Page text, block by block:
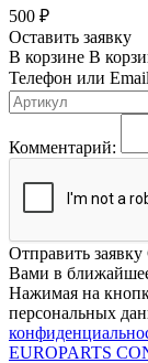
500 ₽
Оставить заявку
В корзине В
Телефон или
Комментарий:
Отправить заявку
Вами в
Нажимая на
персональных
EUROPARTS